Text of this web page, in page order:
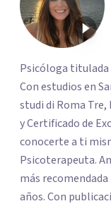
Psicóloga titulada
Con estudios en
studi di Roma
y Certificado de
conocerte a ti
Psicoterapeuta.
más
años. Con